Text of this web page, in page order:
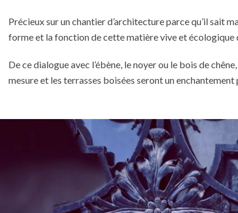
Précieux sur un chantier d’architecture parce qu’il sait
forme et la fonction de cette matière vive et écologique
De ce dialogue avec l’ébène, le noyer ou le bois de
mesure et les terrasses boisées seront un enchantement